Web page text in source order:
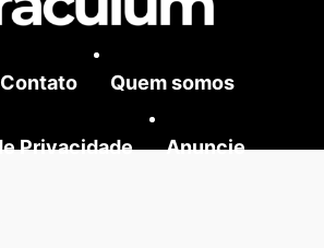
Contato Quem somos
Privacidade Anuncie